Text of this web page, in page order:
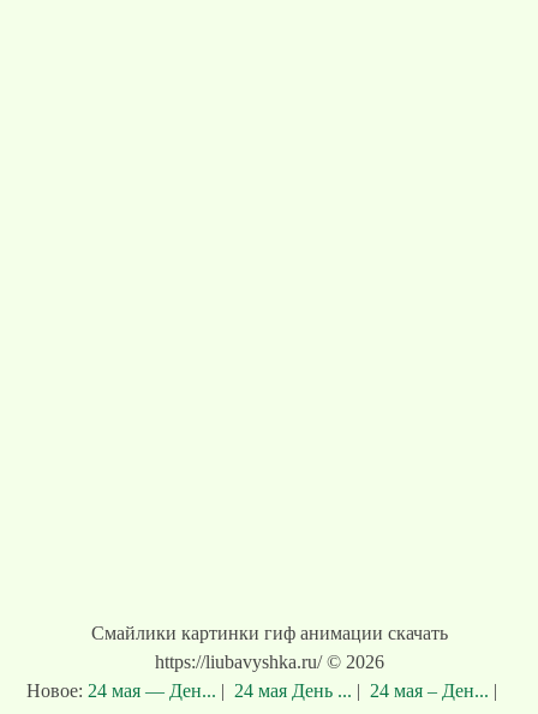
Смайлики картинки гиф анимации скачать
https://liubavyshka.ru/ © 2026
Новое: 24 мая — Ден... | 24 мая День ... | 24 мая – Ден... |